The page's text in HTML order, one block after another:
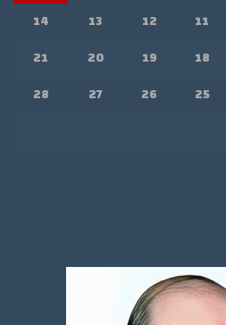
11
12
13
14
18
19
20
21
25
26
27
28